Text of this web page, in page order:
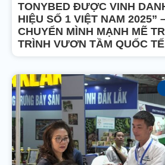
TONYBED ĐƯỢC VINH
HIỆU SỐ 1 VIỆT NAM 2025”
CHUYỂN MÌNH MẠNH MẼ
TRÌNH VƯƠN TẦM QUỐC TẾ